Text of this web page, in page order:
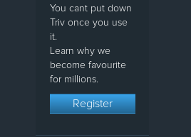
You cant put down
Triv once you use
it.
Learn why we
become favourite
for millions.
Register